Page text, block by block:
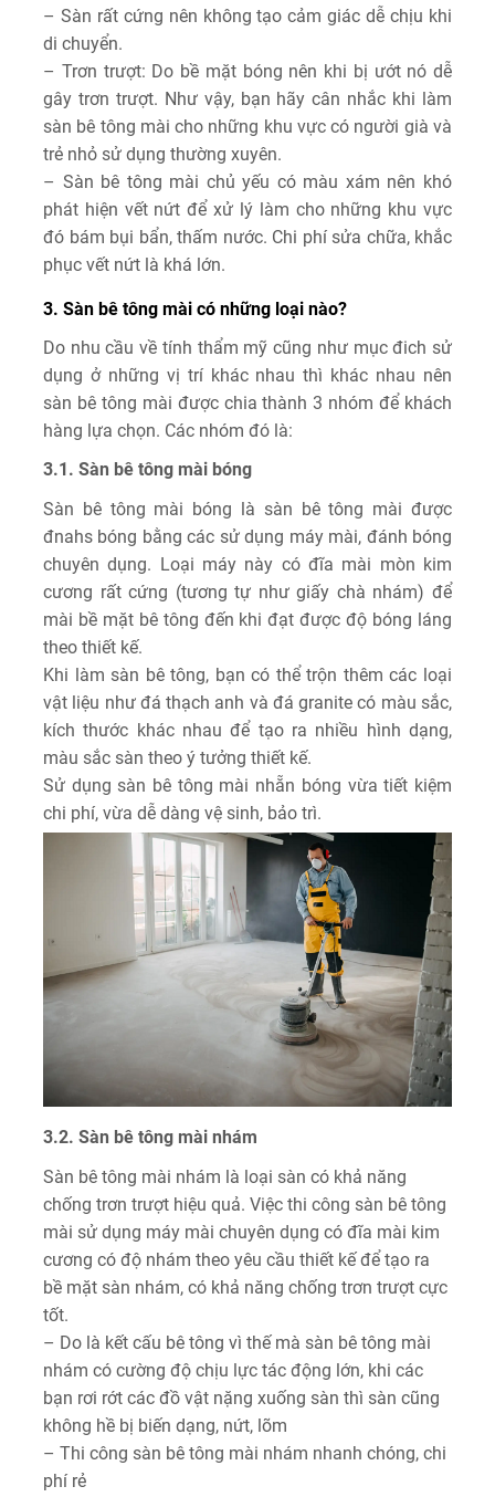
– Sàn rất cứng nên không tạo cảm giác dễ chịu khi
di chuyển.
– Trơn trượt: Do bề mặt bóng nên khi bị ướt nó dễ
gây trơn trượt. Như vậy, bạn hãy cân nhắc khi làm
sàn bê tông mài cho những khu vực có người già và
trẻ nhỏ sử dụng thường xuyên.
– Sàn bê tông mài chủ yếu có màu xám nên khó
phát hiện vết nứt để xử lý làm cho những khu vực
đó bám bụi bẩn, thấm nước. Chi phí sửa chữa, khắc
phục vết nứt là khá lớn.
3. Sàn bê tông mài có những loại nào?
Do nhu cầu về tính thẩm mỹ cũng như mục đich sử
dụng ở những vị trí khác nhau thì khác nhau nên
sàn bê tông mài được chia thành 3 nhóm để khách
hàng lựa chọn. Các nhóm đó là:
3.1. Sàn bê tông mài bóng
Sàn bê tông mài bóng là sàn bê tông mài được
đnahs bóng bằng các sử dụng máy mài, đánh bóng
chuyên dụng. Loại máy này có đĩa mài mòn kim
cương rất cứng (tương tự như giấy chà nhám) để
mài bề mặt bê tông đến khi đạt được độ bóng láng
theo thiết kế.
Khi làm sàn bê tông, bạn có thể trộn thêm các loại
vật liệu như đá thạch anh và đá granite có màu sắc,
kích thước khác nhau để tạo ra nhiều hình dạng,
màu sắc sàn theo ý tưởng thiết kế.
Sử dụng sàn bê tông mài nhẵn bóng vừa tiết kiệm
chi phí, vừa dễ dàng vệ sinh, bảo trì.
3.2. Sàn bê tông mài nhám
Sàn bê tông mài nhám là loại sàn có khả năng
chống trơn trượt hiệu quả. Việc thi công sàn bê tông
mài sử dụng máy mài chuyên dụng có đĩa mài kim
cương có độ nhám theo yêu cầu thiết kế để tạo ra
bề mặt sàn nhám, có khả năng chống trơn trượt cực
tốt.
– Do là kết cấu bê tông vì thế mà sàn bê tông mài
nhám có cường độ chịu lực tác động lớn, khi các
bạn rơi rớt các đồ vật nặng xuống sàn thì sàn cũng
không hề bị biến dạng, nứt, lõm
– Thi công sàn bê tông mài nhám nhanh chóng, chi
phí rẻ